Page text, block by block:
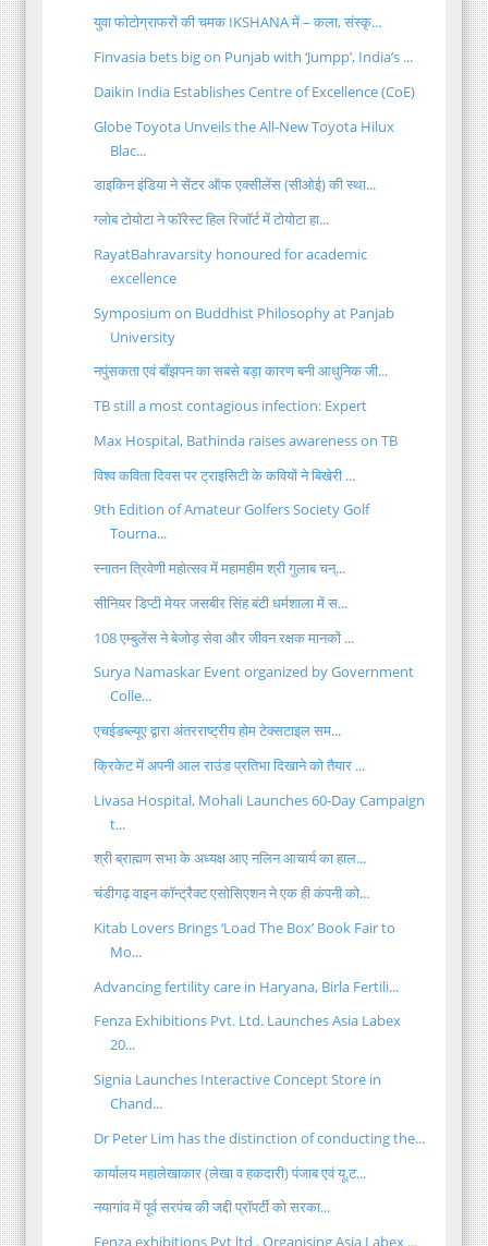
युवा फोटोग्राफरों की चमक IKSHANA में – कला, संस्कृ...
Finvasia bets big on Punjab with ‘Jumpp’, India’s ...
Daikin India Establishes Centre of Excellence (CoE)
Globe Toyota Unveils the All-New Toyota Hilux
Blac...
डाइकिन इंडिया ने सेंटर ऑफ एक्सीलेंस (सीओई) की स्था...
ग्लोब टोयोटा ने फॉरेस्ट हिल रिजॉर्ट में टोयोटा हा...
RayatBahravarsity honoured for academic
excellence
Symposium on Buddhist Philosophy at Panjab
University
नपुंसकता एवं बाँझपन का सबसे बड़ा कारण बनी आधुनिक जी...
TB still a most contagious infection: Expert
Max Hospital, Bathinda raises awareness on TB
विश्व कविता दिवस पर ट्राइसिटी के कवियों ने बिखेरी ...
9th Edition of Amateur Golfers Society Golf
Tourna...
स्नातन त्रिवेणी महोत्सव में महामहीम श्री गुलाब चन्...
सीनियर डिप्टी मेयर जसबीर सिंह बंटी धर्मशाला में स...
108 एम्बुलेंस ने बेजोड़ सेवा और जीवन रक्षक मानकों ...
Surya Namaskar Event organized by Government
Colle...
एचईडब्ल्यूए द्वारा अंतरराष्ट्रीय होम टेक्सटाइल सम...
क्रिकेट में अपनी आल राउंड प्रतिभा दिखाने को तैयार ...
Livasa Hospital, Mohali Launches 60-Day Campaign
t...
श्री ब्राह्मण सभा के अध्यक्ष आए नलिन आचार्य का हाल...
चंडीगढ़ वाइन कॉन्ट्रैक्ट एसोसिएशन ने एक ही कंपनी को...
Kitab Lovers Brings ‘Load The Box’ Book Fair to
Mo...
Advancing fertility care in Haryana, Birla Fertili...
Fenza Exhibitions Pvt. Ltd. Launches Asia Labex
20...
Signia Launches Interactive Concept Store in
Chand...
Dr Peter Lim has the distinction of conducting the...
कार्यालय महालेखाकार (लेखा व हकदारी) पंजाब एवं यू.ट...
नयागांव में पूर्व सरपंच की जद्दी प्रॉपर्टी को सरका...
Fenza exhibitions Pvt ltd . Organising Asia Labex ...